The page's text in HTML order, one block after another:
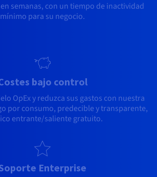
semanas, con un tiempo de inactividad
mínimo para su negocio.
bajo control
OpEx y reduzca sus gastos con nuestra
por consumo, predecible y transparente,
entrante/saliente gratuito.
Enterprise